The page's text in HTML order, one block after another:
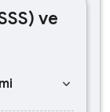
ve
keyboard_arrow_down